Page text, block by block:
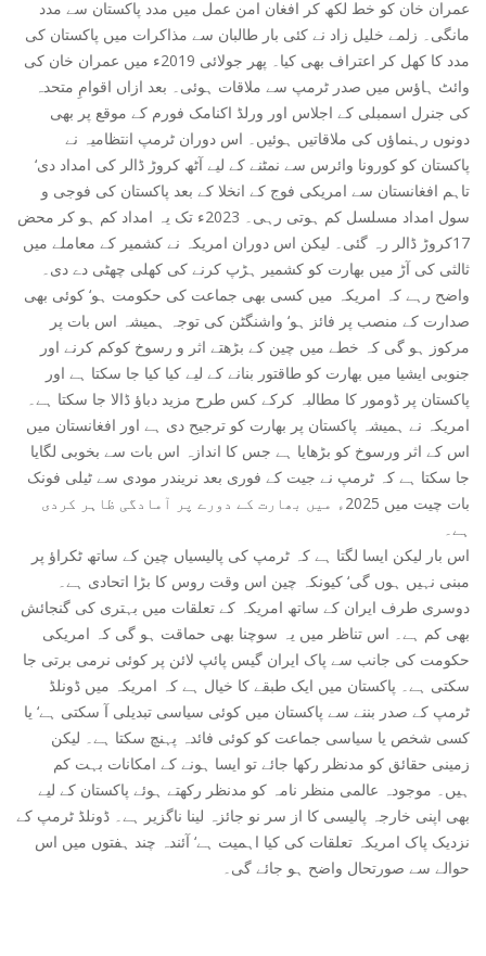
عمران خان کو خط لکھ کر افغان امن عمل میں مدد پاکستان سے مدد
مانگی۔ زلمے خلیل زاد نے کئی بار طالبان سے مذاکرات میں پاکستان کی
مدد کا کھل کر اعتراف بھی کیا۔ پھر جولائی 2019ء میں عمران خان کی
وائٹ ہاؤس میں صدر ٹرمپ سے ملاقات ہوئی۔ بعد ازاں اقوامِ متحدہ
کی جنرل اسمبلی کے اجلاس اور ورلڈ اکنامک فورم کے موقع پر بھی
دونوں رہنماؤں کی ملاقاتیں ہوئیں۔ اس دوران ٹرمپ انتظامیہ نے
پاکستان کو کورونا وائرس سے نمٹنے کے لیے آٹھ کروڑ ڈالر کی امداد دی‘
تاہم افغانستان سے امریکی فوج کے انخلا کے بعد پاکستان کی فوجی و
سول امداد مسلسل کم ہوتی رہی۔ 2023ء تک یہ امداد کم ہو کر محض
17کروڑ ڈالر رہ گئی۔ لیکن اس دوران امریکہ نے کشمیر کے معاملے میں
ثالثی کی آڑ میں بھارت کو کشمیر ہڑپ کرنے کی کھلی چھٹی دے دی۔
واضح رہے کہ امریکہ میں کسی بھی جماعت کی حکومت ہو‘ کوئی بھی
صدارت کے منصب پر فائز ہو‘ واشنگٹن کی توجہ ہمیشہ اس بات پر
مرکوز ہو گی کہ خطے میں چین کے بڑھتے اثر و رسوخ کوکم کرنے اور
جنوبی ایشیا میں بھارت کو طاقتور بنانے کے لیے کیا کیا جا سکتا ہے اور
پاکستان پر ڈومور کا مطالبہ کرکے کس طرح مزید دباؤ ڈالا جا سکتا ہے۔
امریکہ نے ہمیشہ پاکستان پر بھارت کو ترجیح دی ہے اور افغانستان میں
اس کے اثر ورسوخ کو بڑھایا ہے جس کا اندازہ اس بات سے بخوبی لگایا
جا سکتا ہے کہ ٹرمپ نے جیت کے فوری بعد نریندر مودی سے ٹیلی فونک
بات چیت میں 2025ء میں بھارت کے دورے پر آمادگی ظاہر کردی
ہے۔
اس بار لیکن ایسا لگتا ہے کہ ٹرمپ کی پالیسیاں چین کے ساتھ ٹکراؤ پر
مبنی نہیں ہوں گی‘ کیونکہ چین اس وقت روس کا بڑا اتحادی ہے۔
دوسری طرف ایران کے ساتھ امریکہ کے تعلقات میں بہتری کی گنجائش
بھی کم ہے۔ اس تناظر میں یہ سوچنا بھی حماقت ہو گی کہ امریکی
حکومت کی جانب سے پاک ایران گیس پائپ لائن پر کوئی نرمی برتی جا
سکتی ہے۔ پاکستان میں ایک طبقے کا خیال ہے کہ امریکہ میں ڈونلڈ
ٹرمپ کے صدر بننے سے پاکستان میں کوئی سیاسی تبدیلی آ سکتی ہے‘ یا
کسی شخص یا سیاسی جماعت کو کوئی فائدہ پہنچ سکتا ہے۔ لیکن
زمینی حقائق کو مدنظر رکھا جائے تو ایسا ہونے کے امکانات بہت کم
ہیں۔ موجودہ عالمی منظر نامہ کو مدنظر رکھتے ہوئے پاکستان کے لیے
بھی اپنی خارجہ پالیسی کا از سر نو جائزہ لینا ناگزیر ہے۔ ڈونلڈ ٹرمپ کے
نزدیک پاک امریکہ تعلقات کی کیا اہمیت ہے‘ آئندہ چند ہفتوں میں اس
حوالے سے صورتحال واضح ہو جائے گی۔